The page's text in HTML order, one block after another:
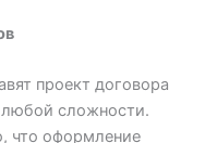
проект договора
сложности.
что оформление